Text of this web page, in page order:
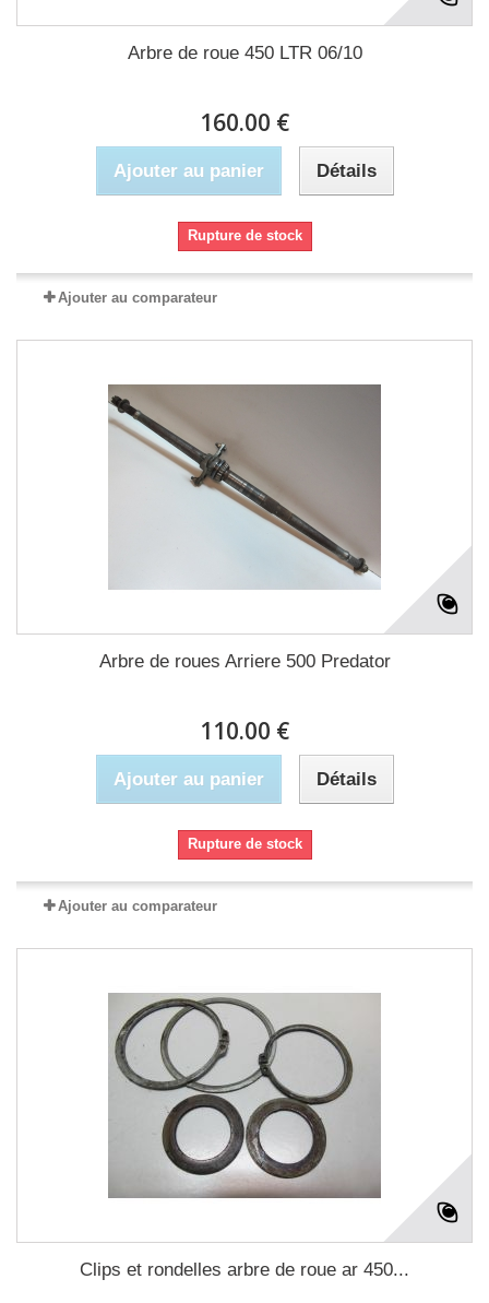
Arbre de roue 450 LTR 06/10
160.00 €
Ajouter au panier Détails
Rupture de stock
Ajouter au comparateur
Arbre de roues Arriere 500 Predator
110.00 €
Ajouter au panier Détails
Rupture de stock
Ajouter au comparateur
Clips et rondelles arbre de roue ar 450...